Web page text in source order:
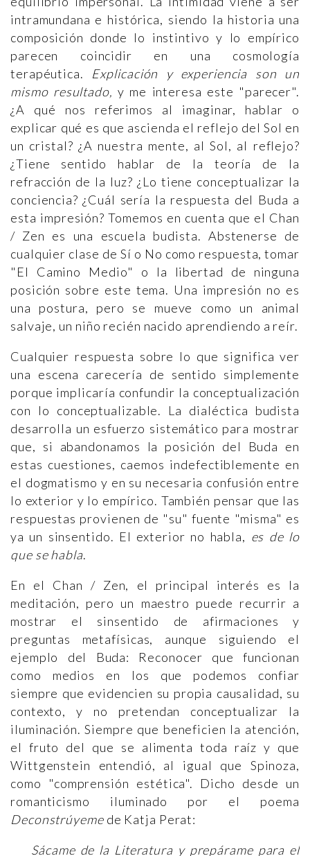
intramundana e histórica, siendo la historia una
composición donde lo instintivo y lo empírico
parecen coincidir en una cosmología
terapéutica. Explicación y experiencia son un
mismo resultado,y me interesa este "parecer".
¿A qué nos referimos al imaginar, hablar o
explicar qué es que ascienda el reflejo del Sol en
un cristal? ¿A nuestra mente, al Sol, al reflejo?
¿Tiene sentido hablar de la teoría de la
refracción de la luz? ¿Lo tiene conceptualizar la
conciencia? ¿Cuál sería la respuesta del Buda a
esta impresión? Tomemos en cuenta que el Chan
/ Zen es una escuela budista. Abstenerse de
cualquier clase de Sí o No como respuesta, tomar
"El Camino Medio" o la libertad de ninguna
posición sobre este tema. Una impresión no es
una postura, pero se mueve como un animal
salvaje, un niño recién nacido aprendiendo a reír.
Cualquier respuesta sobre lo que significa ver
una escena carecería de sentido simplemente
porque implicaría confundir la conceptualización
con lo conceptualizable. La dialéctica budista
desarrolla un esfuerzo sistemático para mostrar
que, si abandonamos la posición del Buda en
estas cuestiones, caemos indefectiblemente en
el dogmatismo y en su necesaria confusión entre
lo exterior y lo empírico. También pensar que las
respuestas provienen de "su" fuente "misma" es
ya un sinsentido. El exterior no habla, es de lo
que se habla.
En el Chan / Zen, el principal interés es la
meditación, pero un maestro puede recurrir a
mostrar el sinsentido de afirmaciones y
preguntas metafísicas, aunque siguiendo el
ejemplo del Buda: Reconocer que funcionan
como medios en los que podemos confiar
siempre que evidencien su propia causalidad, su
contexto, y no pretendan conceptualizar la
iluminación. Siempre que beneficien la atención,
el fruto del que se alimenta toda raíz y que
Wittgenstein entendió, al igual que Spinoza,
como "comprensión estética". Dicho desde un
romanticismo iluminado por el poema
Deconstrúyeme de Katja Perat:
Sácame de la Literatura y prepárame para el